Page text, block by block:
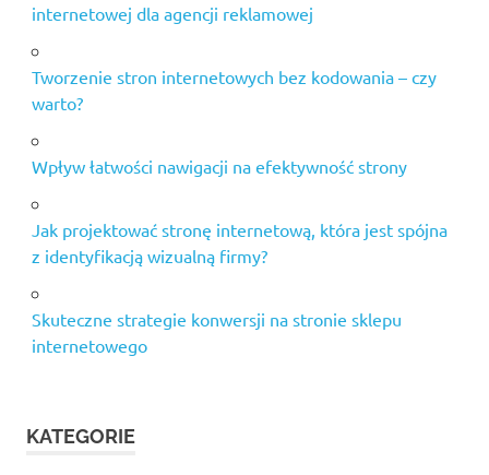
internetowej dla agencji reklamowej
Tworzenie stron internetowych bez kodowania – czy
warto?
Wpływ łatwości nawigacji na efektywność strony
Jak projektować stronę internetową, która jest spójna
z identyfikacją wizualną firmy?
Skuteczne strategie konwersji na stronie sklepu
internetowego
KATEGORIE